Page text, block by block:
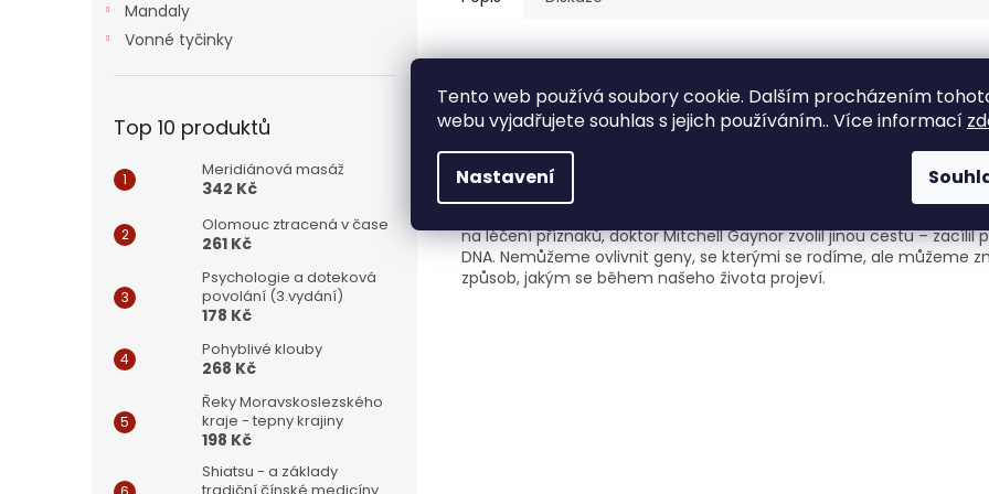
Tento web používá soubory cookie. Dalším procházením
webu vyjadřujete souhlas s jejich používáním.. Více informací
Nastavení
Mandaly
Vonné tyčinky
Top 10 produktů
Meridiánová masáž
342 Kč
Olomouc ztracená v čase
261 Kč
Psychologie a doteková
povolání (3.vydání)
178 Kč
Pohyblivé klouby
268 Kč
Řeky Moravskoslezského
kraje - tepny krajiny
198 Kč
Shiatsu - a základy
Zemřela vaše matka na rakovinu? Trpěl váš otec srdečním
babička cukrovkou? Vzdali jste boj s nadbytečnými kily, protože
ve vaší rodině byli odjakživa „trochu při těle“? Máte s přibývajícím
větší obavy o své zdraví? Uznávaný onkolog a průkopník celostní
na léčení příznaků, doktor Mitchell Gaynor zvolil jinou cestu – zacílil
DNA. Nemůžeme ovlivnit geny, se kterými se rodíme, ale můžeme
způsob, jakým se během našeho života projeví.